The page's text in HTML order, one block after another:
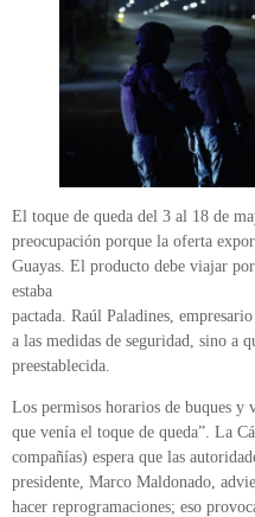
El toque de queda del 3 al 18 de
preocupación porque la oferta
Guayas. El producto debe viajar
estaba
pactada. Raúl Paladines,
a las medidas de seguridad, sino a
preestablecida.
Los permisos horarios de buques y
que venía el toque de queda”. La
compañías) espera que las
presidente, Marco Maldonado,
hacer reprogramaciones; eso